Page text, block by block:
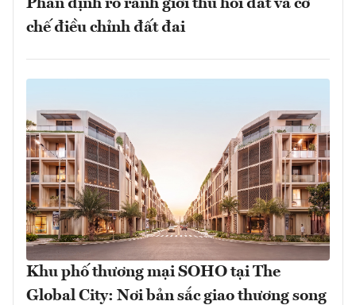
Phân định rõ ranh giới thu hồi đất và cơ
chế điều chỉnh đất đai
Khu phố thương mại SOHO tại The
Global City: Nơi bản sắc giao thương song